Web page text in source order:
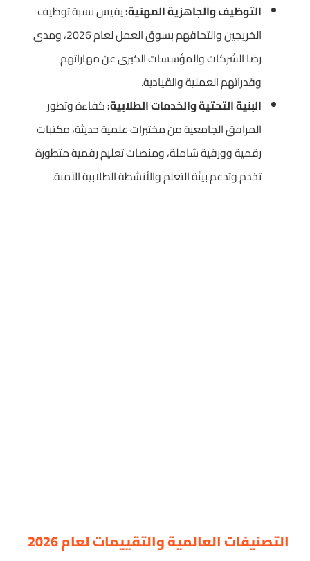
التوظيف والجاهزية المهنية:يقيس نسبة توظيف
الخريجين والتحاقهم بسوق العمل لعام 2026، ومدى
رضا الشركات والمؤسسات الكبرى عن مهاراتهم
وقدراتهم العملية والقيادية.
البنية التحتية والخدمات الطلابية:كفاءة وتطور
المرافق الجامعية من مختبرات علمية حديثة، مكتبات
رقمية وورقية شاملة، ومنصات تعليم رقمية متطورة
تخدم وتدعم بيئة التعلم والأنشطة الطلابية الآمنة.
التصنيفات العالمية والتقييمات لعام 2026